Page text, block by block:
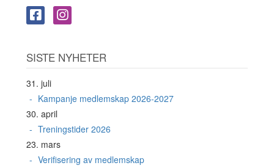
SISTE NYHETER
31. juli
Kampanje medlemskap 2026-2027
30. april
Treningstider 2026
23. mars
Verifisering av medlemskap